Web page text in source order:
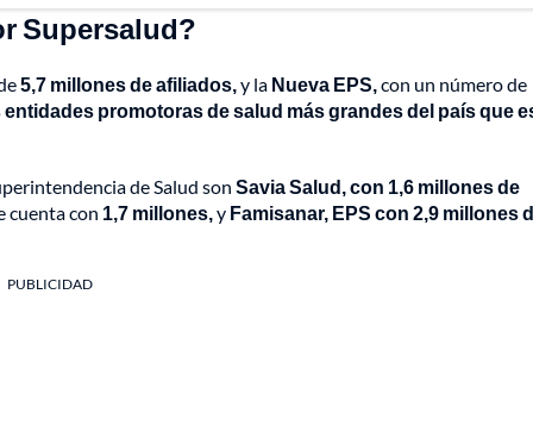
Supersalud?
5,7 millones de afiliados,y la Nueva EPS,con un número de
promotoras de salud más grandes del país que
de Salud son Savia Salud, con 1,6 millones de
cuenta con 1,7 millones,y Famisanar, EPS con 2,9 millones
PUBLICIDAD